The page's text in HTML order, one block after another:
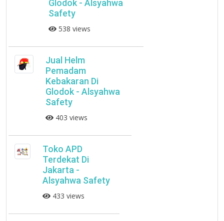
Glodok - Alsyahwa
Safety
538 views
Jual Helm
Pemadam
Kebakaran Di
Glodok - Alsyahwa
Safety
403 views
Toko APD
Terdekat Di
Jakarta -
Alsyahwa Safety
433 views